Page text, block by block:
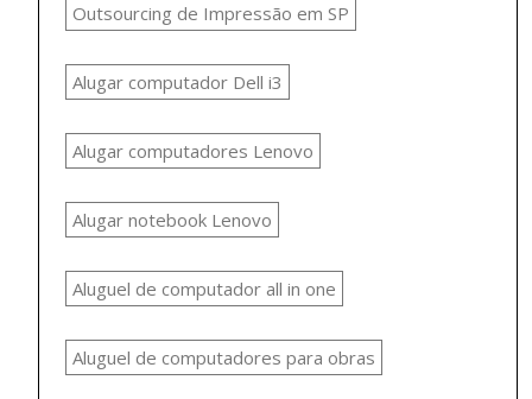
Outsourcing de Impressão em SP
Alugar computador Dell i3
Alugar computadores Lenovo
Alugar notebook Lenovo
Aluguel de computador all in one
Aluguel de computadores para obras